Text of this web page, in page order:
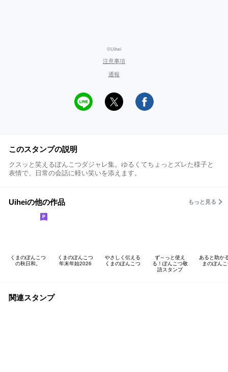
©Uihei
注意事項
通報
このスタンプの説明
クスッと笑えるぽんこつダジャレ集。ゆるくてちょっとズレた様子と
表情で、日常の会話に軽い笑いを添えます。
Uiheiの他の作品 もっと見る
くまのぽんこつ
の秋日和。
くまのぽんこつ
年末年始2026
やさしく伝える
くまのぽんこつ
ず～っと使え
る！ぽんこつ敬
語スタンプ
あると助か
まのぽん
関連スタンプ